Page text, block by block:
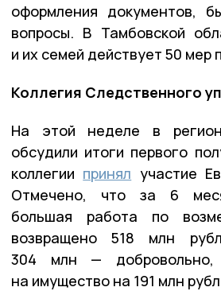
оформления документов,
вопросы. В Тамбовской
и их семей действует 50 мер
Коллегия Следственного
На этой неделе в
обсудили итоги первого
коллегии принял участие
Отмечено, что за 6
большая работа по
возвращено 518 млн
304 млн — добровольно,
на имущество на 191 млн